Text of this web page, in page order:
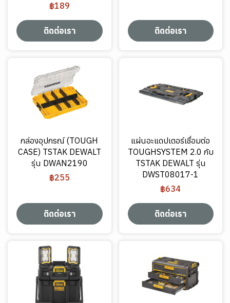
฿189
ติดต่อเรา ติดต่อเรา
กล่องอุปกรณ์ (TOUGH
CASE) TSTAK DEWALT
รุ่น DWAN2190
฿255
ติดต่อเรา
แผ่นอะแดปเตอร์เชื่อมต่อ
TOUGHSYSTEM 2.0 กับ
TSTAK DEWALT รุ่น
DWST08017-1
฿634
ติดต่อเรา